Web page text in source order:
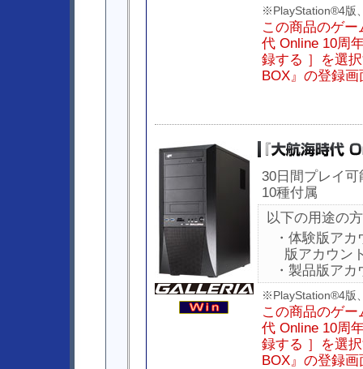
※PlayStation®4版
この商品のゲ
代 Online 10周
録する ］を選
BOX』の登録
30日間プレイ
10種付属
以下の用途の
・体験版ア
版アカウン
・製品版ア
※PlayStation®4版
この商品のゲ
代 Online 10周
録する ］を選
BOX』の登録